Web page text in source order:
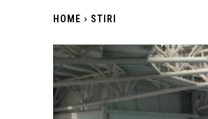
HOME STIRI